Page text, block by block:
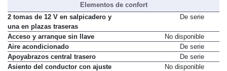
Elementos de confort
2 tomas de 12 V en salpicadero y
una en plazas traseras
De serie
Acceso y arranque sin llave
No disponible
Aire acondicionado
De serie
Apoyabrazos central trasero
De serie
Asiento del conductor con ajuste
No disponible